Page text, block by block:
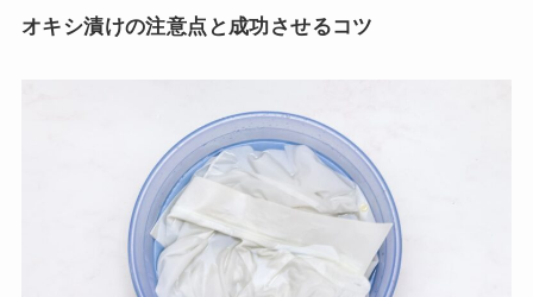
オキシ漬けの注意点と成功させるコツ